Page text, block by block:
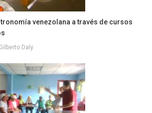
venezolana a través de cursos
Gilberto Daly